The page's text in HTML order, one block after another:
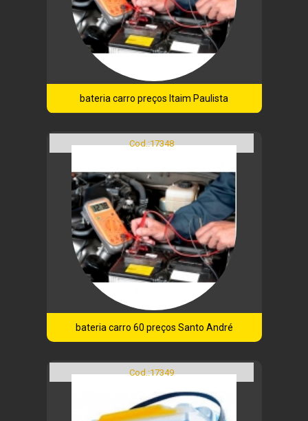
bateria carro preços Itaim Paulista
Cod.:17348
bateria carro 60 preços Santo André
Cod.:17349